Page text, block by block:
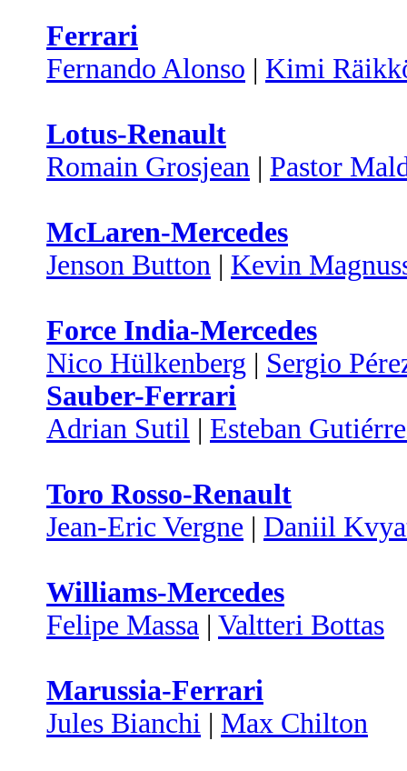
Ferrari
Fernando Alonso | Kimi
Lotus-Renault
Romain Grosjean | Pastor
McLaren-Mercedes
Jenson Button | Kevin
Force India-Mercedes
Nico Hülkenberg | Sergio
Sauber-Ferrari
Adrian Sutil | Esteban
Toro Rosso-Renault
Jean-Eric Vergne | Daniil
Williams-Mercedes
Felipe Massa | Valtteri Bottas
Marussia-Ferrari
Jules Bianchi | Max Chilton